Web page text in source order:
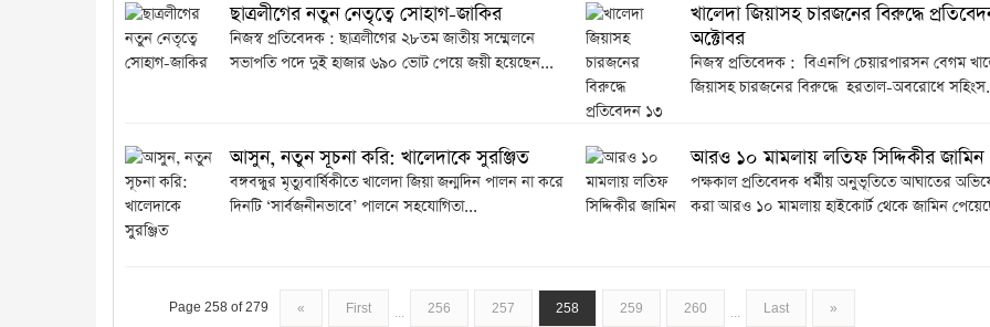
ছাত্রলীগের নতুন নেতৃত্বে সোহাগ-জাকির
নিজস্ব প্রতিবেদক : ছাত্রলীগের ২৮তম জাতীয় সম্মেলনে
সভাপতি পদে দুই হাজার ৬৯০ ভোট পেয়ে জয়ী হয়েছেন...
খালেদা জিয়াসহ চারজনের বিরুদ্ধে
অক্টোবর
নিজস্ব প্রতিবেদক : বিএনপি চেয়ারপারসন বেগম
জিয়াসহ চারজনের বিরুদ্ধে হরতাল-অবরোধে
আসুন, নতুন সূচনা করি: খালেদাকে সুরঞ্জিত
বঙ্গবন্ধুর মৃত্যুবার্ষিকীতে খালেদা জিয়া জন্মদিন পালন না করে
দিনটি ‘সার্বজনীনভাবে’ পালনে সহযোগিতা...
আরও ১০ মামলায় লতিফ সিদ্দিকীর জামিন
পক্ষকাল প্রতিবেদক ধর্মীয় অনুভূতিতে আঘাতের
করা আরও ১০ মামলায় হাইকোর্ট থেকে জামিন
Page 258 of 279 « First ... 256 257 258 259 260 ... Last »